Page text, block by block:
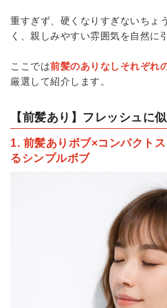
重すぎず、硬くなりすぎないちょ
く、親しみやすい雰囲気を自然に
ここでは前髪のありなしそれぞれ
厳選して紹介します。
【前髪あり】フレッシュに
1. 前髪ありボブ×コンパクト
るシンプルボブ